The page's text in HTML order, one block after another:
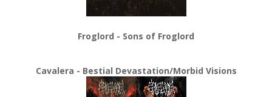
Froglord - Sons of Froglord
Cavalera - Bestial Devastation/Morbid Visions